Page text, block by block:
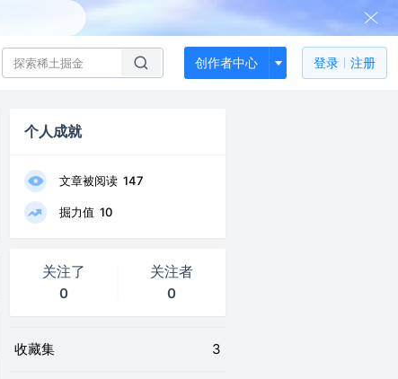
创作者中心 登录 注册
个人成就
文章被阅读 147
掘力值 10
关注了
0
关注者
0
收藏集 3